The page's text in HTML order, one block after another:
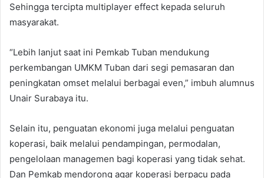
Sehingga tercipta multiplayer effect kepada seluruh
masyarakat.
“Lebih lanjut saat ini Pemkab Tuban mendukung
perkembangan UMKM Tuban dari segi pemasaran dan
peningkatan omset melalui berbagai even,” imbuh alumnus
Unair Surabaya itu.
Selain itu, penguatan ekonomi juga melalui penguatan
koperasi, baik melalui pendampingan, permodalan,
pengelolaan managemen bagi koperasi yang tidak sehat.
Dan Pemkab mendorong agar koperasi berpacu pada